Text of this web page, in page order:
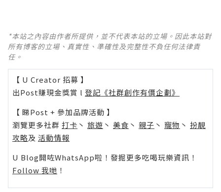
*本站之內容由作者所提供，並不代表本站的立場。因此本站對
所有博客的立場、真實性、準確性及完整性不負任何法律責
任。
【 U Creator 招募 】
出Post賺現金獎賞 l 登記《社群創作有價企劃》
【 睇Post + 參加品牌活動 】
瀏覽更多社群 打卡 丶 旅遊 丶 美食 丶 親子 丶 寵物 丶 扮靚
攻略及 活動情報
U Blog開咗WhatsApp啦！發掘更多吃喝玩樂資訊！
Follow 我哋 ！